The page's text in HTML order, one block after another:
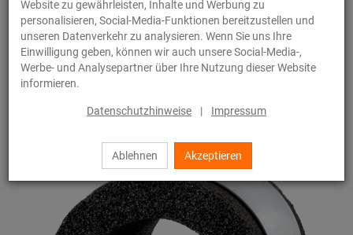
Website zu gewährleisten, Inhalte und Werbung zu
personalisieren, Social-Media-Funktionen bereitzustellen und
unseren Datenverkehr zu analysieren. Wenn Sie uns Ihre
Einwilligung geben, können wir auch unsere Social-Media-,
Werbe- und Analysepartner über Ihre Nutzung dieser Website
informieren.
Datenschutzhinweise | Impressum
Ablehnen Akzeptieren
Online-Katalog Befestigungstechnik Rohrschellen Foamglasschalen